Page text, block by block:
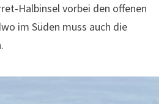
Halbinsel vorbei den offenen
im Süden muss auch die